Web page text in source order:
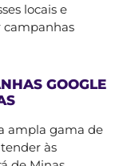
locais e
campanhas
GOOGLE
ampla gama de
às